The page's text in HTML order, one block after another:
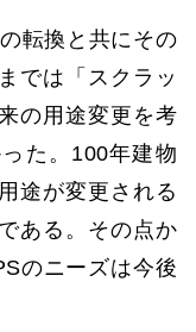
転換と共にその
では「スクラッ
の用途変更を考
た。100年建物
途が変更される
ある。その点か
のニーズは今後